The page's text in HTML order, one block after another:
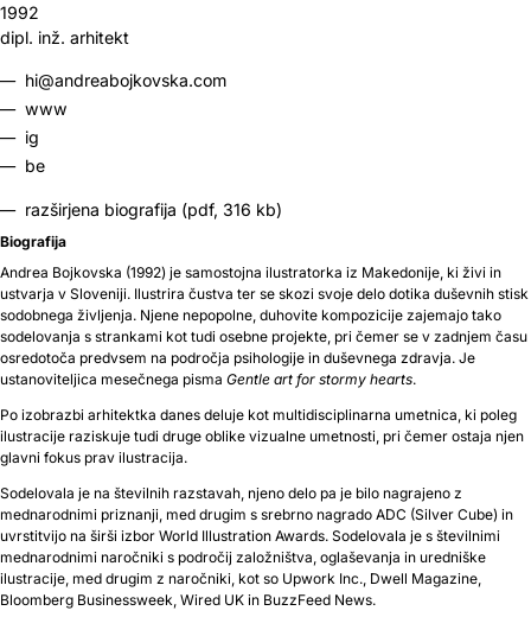
1992
dipl. inž. arhitekt
hi@andreabojkovska.com
www
ig
be
razširjena biografija (pdf, 316 kb)
Biografija
Andrea Bojkovska (1992) je samostojna ilustratorka iz Makedonije, ki živi in
ustvarja v Sloveniji. Ilustrira čustva ter se skozi svoje delo dotika duševnih stisk
sodobnega življenja. Njene nepopolne, duhovite kompozicije zajemajo tako
sodelovanja s strankami kot tudi osebne projekte, pri čemer se v zadnjem času
osredotoča predvsem na področja psihologije in duševnega zdravja. Je
ustanoviteljica mesečnega pisma Gentle art for stormy hearts.
Po izobrazbi arhitektka danes deluje kot multidisciplinarna umetnica, ki poleg
ilustracije raziskuje tudi druge oblike vizualne umetnosti, pri čemer ostaja njen
glavni fokus prav ilustracija.
Sodelovala je na številnih razstavah, njeno delo pa je bilo nagrajeno z
mednarodnimi priznanji, med drugim s srebrno nagrado ADC (Silver Cube) in
uvrstitvijo na širši izbor World Illustration Awards. Sodelovala je s številnimi
mednarodnimi naročniki s področij založništva, oglaševanja in uredniške
ilustracije, med drugim z naročniki, kot so Upwork Inc., Dwell Magazine,
Bloomberg Businessweek, Wired UK in BuzzFeed News.